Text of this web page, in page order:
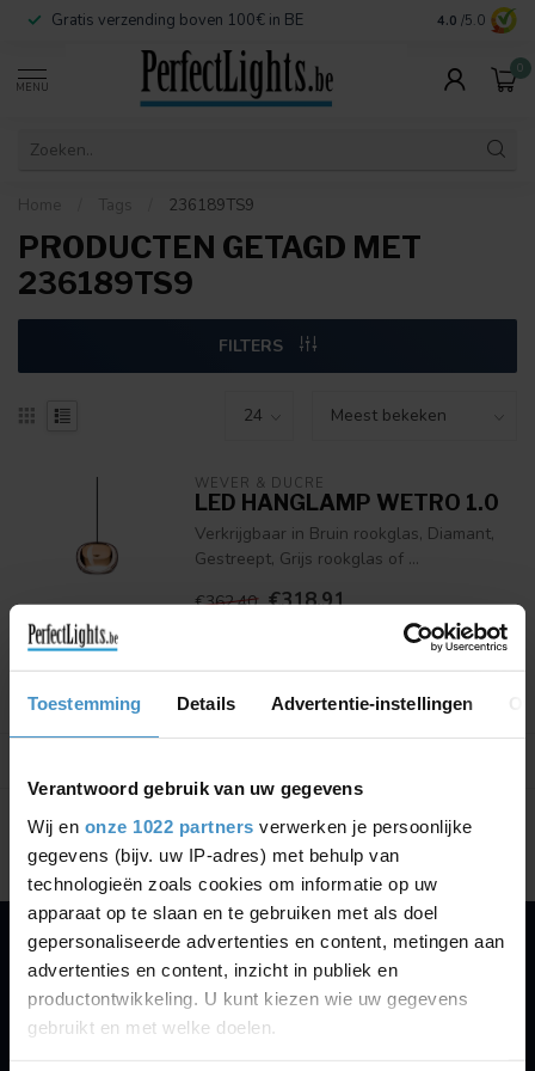
Toestemming Details Advertentie-instellingen
Verantwoord gebruik van uw gegevens
Wij en onze 1022 partners verwerken je persoonlijke
gegevens (bijv. uw IP-adres) met behulp van
technologieën zoals cookies om informatie op uw
apparaat op te slaan en te gebruiken met als doel
gepersonaliseerde advertenties en content, metingen aan
advertenties en content, inzicht in publiek en
productontwikkeling. U kunt kiezen wie uw gegevens
gebruikt en met welke doelen.
Gratis verzending boven 100€ in BE Veilige
4.0 /5.0
MENU
0
Home Tags 236189TS9
PRODUCTEN GETAGD MET
236189TS9
FILTERS
WEVER & DUCRÉ
LED HANGLAMP WETRO 1.0
Verkrijgbaar in Bruin rookglas, Diamant,
Gestreept, Grijs rookglas of ...
€362,40 €318,91
Toon1-1van 1
PERFECTLIGHTS
Gegevens: